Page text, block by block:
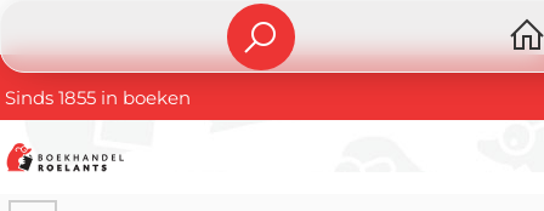
Sinds 1855 in boeken